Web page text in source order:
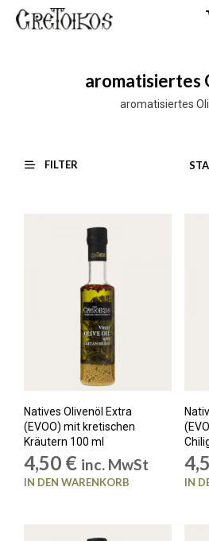
aromatisiertes
aromatisiertes
FILTER
Natives Olivenöl Extra
(EVOO) mit kretischen
Kräutern 100 ml
4,50 € inc. MwSt
IN DEN WARENKORB IN